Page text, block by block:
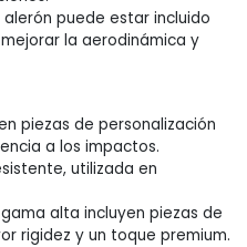
alerón puede estar incluido
la aerodinámica y
piezas de personalización
a los impactos.
utilizada en
alta incluyen piezas de
rigidez y un toque premium.